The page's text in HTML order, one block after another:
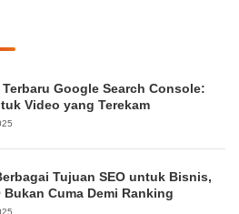
Terbaru Google Search Console:
Video yang Terekam
Tujuan SEO untuk Bisnis,
Bukan Cuma Demi Ranking